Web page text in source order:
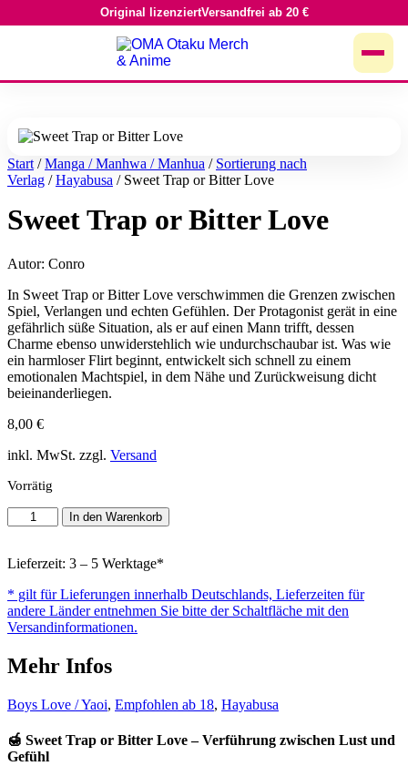
Inhalt
Original lizenziertVersandfrei ab 20 €
Start /Manga / Manhwa / Manhua / Sortierung nach
Verlag /Hayabusa / Sweet Trap or Bitter Love
Sweet Trap or Bitter Love
Autor: Conro
In Sweet Trap or Bitter Love verschwimmen die Grenzen zwischen
Spiel, Verlangen und echten Gefühlen. Der Protagonist gerät in eine
gefährlich süße Situation, als er auf einen Mann trifft, dessen
Charme ebenso unwiderstehlich wie undurchschaubar ist. Was wie
ein harmloser Flirt beginnt, entwickelt sich schnell zu einem
emotionalen Machtspiel, in dem Nähe und Zurückweisung dicht
beieinanderliegen.
8,00 €
inkl. MwSt. zzgl. Versand
Vorrätig
Sweet
Trap
Bitter
Menge
In den Warenkorb
Lieferzeit: 3 – 5 Werktage*
* gilt für Lieferungen innerhalb Deutschlands, Lieferzeiten für
andere Länder entnehmen Sie bitte der Schaltfläche mit den
Versandinformationen.
Mehr Infos
Boys Love / Yaoi, Empfohlen ab 18, Hayabusa
🍯 Sweet Trap or Bitter Love – Verführung zwischen Lust und
Gefühl